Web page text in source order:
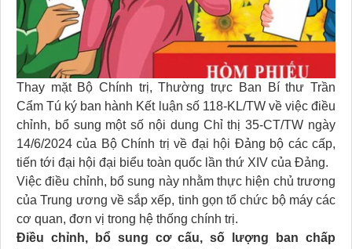
Thay mặt Bộ Chính trị, Thường trực Ban Bí thư Trần
Cẩm Tú ký ban hành Kết luận số 118-KL/TW về việc điều
chỉnh, bổ sung một số nội dung Chỉ thị 35-CT/TW ngày
14/6/2024 của Bộ Chính trị về đại hội Đảng bộ các cấp,
tiến tới đại hội đại biểu toàn quốc lần thứ XIV của Đảng.
Việc điều chỉnh, bổ sung này nhằm thực hiện chủ trương
của Trung ương về sắp xếp, tinh gọn tổ chức bộ máy các
cơ quan, đơn vị trong hệ thống chính trị.
Điều chỉnh, bổ sung cơ cấu, số lượng ban chấp